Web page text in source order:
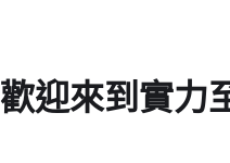
歡迎來到實力